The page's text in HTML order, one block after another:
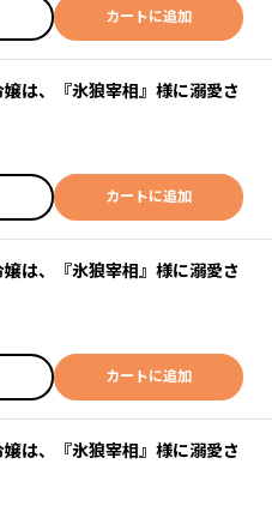
カートに追加
は、『氷狼宰相』様に溺愛さ
カートに追加
は、『氷狼宰相』様に溺愛さ
カートに追加
は、『氷狼宰相』様に溺愛さ